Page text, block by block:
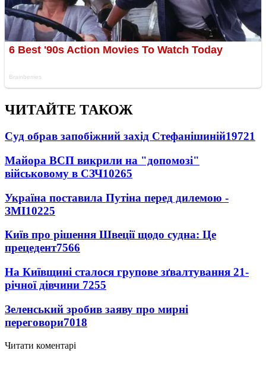
ЧИТАЙТЕ ТАКОЖ
Суд обрав запобіжний захід Стефанішиній19721
Майора ВСП викрили на "допомозі"
військовому в СЗЧ10265
Україна поставила Путіна перед дилемою -
ЗМІ10225
Київ про рішення Швеції щодо судна: Це
прецедент7566
На Київщині сталося групове зґвалтування 21-
річної дівчини 7255
Зеленський зробив заяву про мирні
переговори7018
Читати коментарі